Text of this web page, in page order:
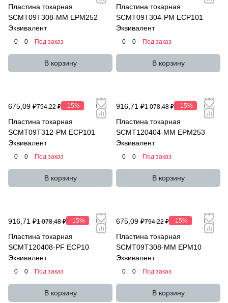
Пластина токарная
SCMT09T308-MM EPM252
Эквивалент
0 0 Под заказ
В корзину
Пластина токарная
SCMT09T304-PM ECP101
Эквивалент
0 0 Под заказ
В корзину
675,09 ₽794,22 ₽ -15%
Пластина токарная
SCMT09T312-PM ECP101
Эквивалент
0 0 Под заказ
В корзину
916,71 ₽1 078,48 ₽ -15%
Пластина токарная
SCMT120404-MM EPM253
Эквивалент
0 0 Под заказ
В корзину
916,71 ₽1 078,48 ₽ -15%
Пластина токарная
SCMT120408-PF ECP10
Эквивалент
0 0 Под заказ
В корзину
675,09 ₽794,22 ₽ -15%
Пластина токарная
SCMT09T308-MM EPM10
Эквивалент
0 0 Под заказ
В корзину